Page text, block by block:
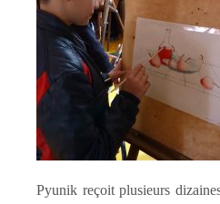
Pyunik reçoit plusieurs